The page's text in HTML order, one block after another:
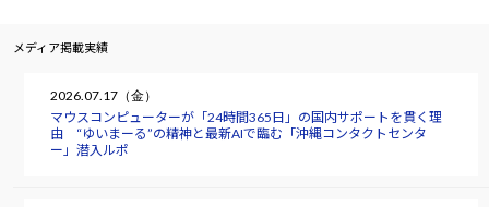
メディア掲載実績
2026.07.17（金）
マウスコンピューターが「24時間365日」の国内サポートを貫く理
由 “ゆいまーる”の精神と最新AIで臨む「沖縄コンタクトセンタ
ー」潜入ルポ